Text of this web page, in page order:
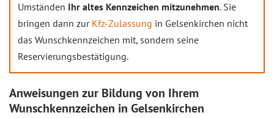
Umständen Ihr altes Kennzeichen mitzunehmen. Sie
bringen dann zur Kfz-Zulassung in Gelsenkirchen nicht
das Wunschkennzeichen mit, sondern seine
Reservierungsbestätigung.
Anweisungen zur Bildung von Ihrem
Wunschkennzeichen in Gelsenkirchen